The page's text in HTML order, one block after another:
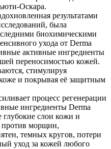
Оскара.
результатами
была
биохимическими
ухода от Derma
активные ингредиенты
переносимостью кожей.
стимулируя
и покрывая её защитным
процесс регенерации
ингредиенты Derma
слои кожи и
против морщин,
темных кругов, потери
уход за кожей любого